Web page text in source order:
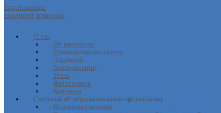
Задать вопрос
приемной комиссии
О нас
Об институте
Руководство института
Лицензия
Аккредитация
Устав
Фотогалерея
Контакты
Сведения об образовательной организации
Основные сведения